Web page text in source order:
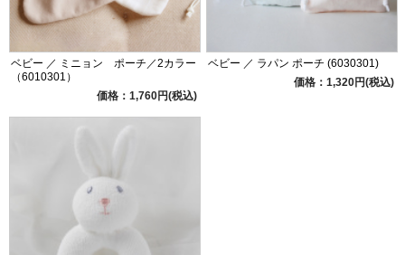
ベビー ／ ミニョン ポーチ／2カラー
（6010301）
価格：1,760円(税込)
ベビー ／ ラパン ポーチ (6030301)
価格：1,320円(税込)